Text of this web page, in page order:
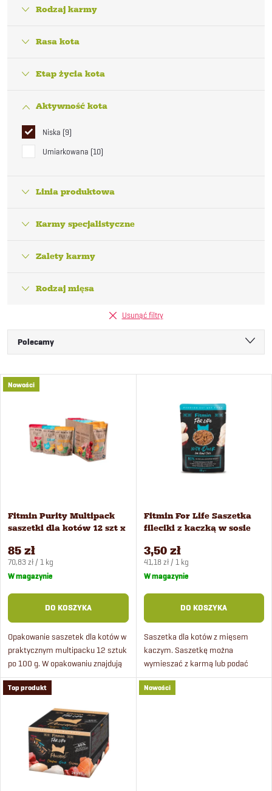
Rodzaj karmy
Rasa kota
Etap życia kota
Aktywność kota
Niska 9
Umiarkowana 10
Linia produktowa
Karmy specjalistyczne
Zalety karmy
Rodzaj mięsa
Usunąć filtry
S
o
a
n
i
e
p
r
Polecamy
Najdroższe
Alfabetycznie
L
a
p
r
o
d
u
k
Nowości
Fitmin Purity Multipack
saszetki dla kotów 12 szt x
85 zł
Cena
jednostkowa:
70,83 zł / 1 kg
W magazynie
DO KOSZYKA
Opakowanie saszetek dla kotów w
praktycznym multipacku 12 sztuk
po 100 g. W opakowaniu znajdują
się 3 rodzaje saszetek po 4 sztuki:
z wołowiną, kurczakiem i karpiem.
Fitmin For Life Saszetka
fileciki z kaczką w sosie
3,50 zł
Cena
jednostkowa:
41,18 zł / 1 kg
W magazynie
DO KOSZYKA
Saszetka dla kotów z mięsem
kaczym. Saszetkę można
wymieszać z karmą lub podać
samodzielnie jako dodatek.
Saszetki dla kotów zawierają aż
Top produkt Nowości